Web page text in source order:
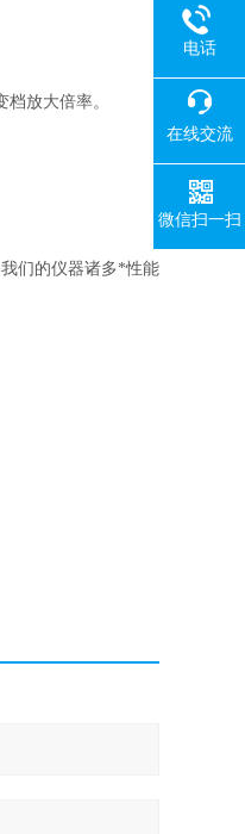
放大倍率。
们的仪器诸多*性能
电话
在线交流
微信扫一扫